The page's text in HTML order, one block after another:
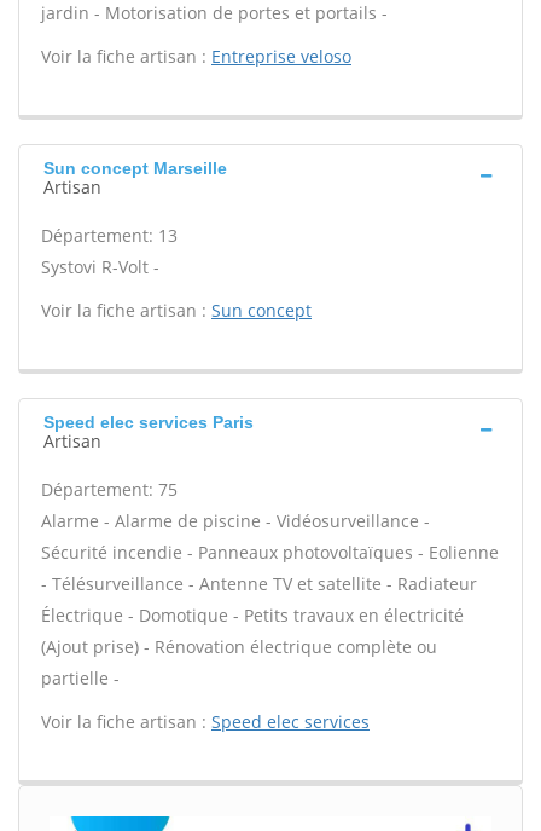
jardin - Motorisation de portes et portails -
Voir la fiche artisan : Entreprise veloso
Sun concept Marseille
Artisan
Département: 13
Systovi R-Volt -
Voir la fiche artisan : Sun concept
Speed elec services Paris
Artisan
Département: 75
Alarme - Alarme de piscine - Vidéosurveillance -
Sécurité incendie - Panneaux photovoltaïques - Eolienne
- Télésurveillance - Antenne TV et satellite - Radiateur
Électrique - Domotique - Petits travaux en électricité
(Ajout prise) - Rénovation électrique complète ou
partielle -
Voir la fiche artisan : Speed elec services